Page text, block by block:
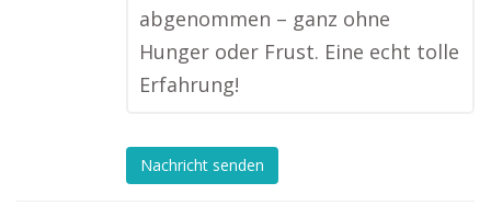
abgenommen – ganz ohne
Hunger oder Frust. Eine echt tolle
Erfahrung!
Nachricht senden